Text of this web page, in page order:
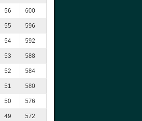
56 600
55 596
54 592
53 588
52 584
51 580
50 576
49 572